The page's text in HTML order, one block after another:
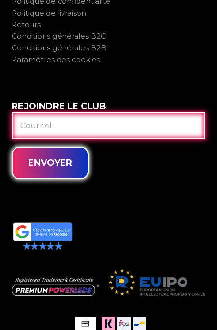
Politique de livraison
Retours
Conditions générales B2C
Conditions générales B2B
Paramètres des cookies
REJOINDRE LE CLUB
COURRIEL
ENVOYER